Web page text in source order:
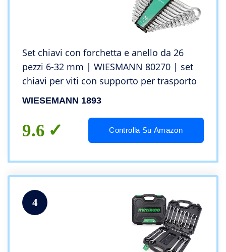
Set chiavi con forchetta e anello da 26
pezzi 6-32 mm | WIESMANN 80270 | set
chiavi per viti con supporto per trasporto
WIESEMANN 1893
9.6 Controlla Su Amazon
4